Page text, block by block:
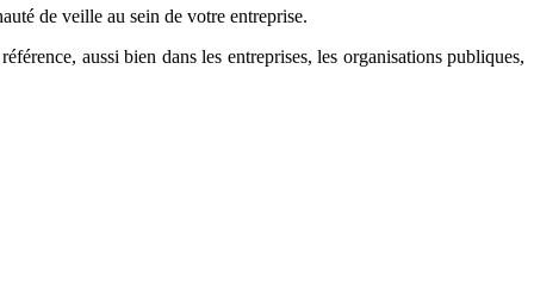
de veille au sein de votre entreprise.
aussi bien dans les entreprises, les organisations publiques,